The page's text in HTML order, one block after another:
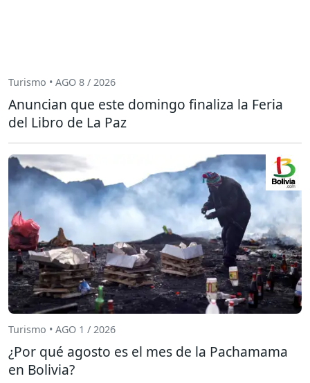
Turismo • AGO 8 / 2026
Anuncian que este domingo finaliza la Feria
del Libro de La Paz
Turismo • AGO 1 / 2026
¿Por qué agosto es el mes de la Pachamama
en Bolivia?